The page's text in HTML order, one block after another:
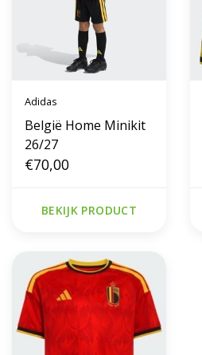
Adidas
België Home Minikit
26/27
€70,00
BEKIJK PRODUCT